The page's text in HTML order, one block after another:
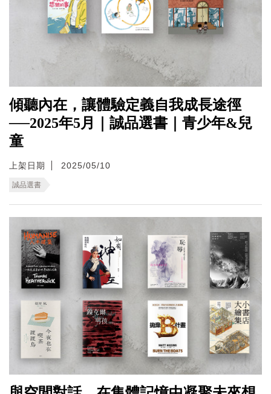
傾聽內在，讓體驗定義自我成長途徑
──2025年5月｜誠品選書｜青少年&兒
童
上架日期 2025/05/10
誠品選書